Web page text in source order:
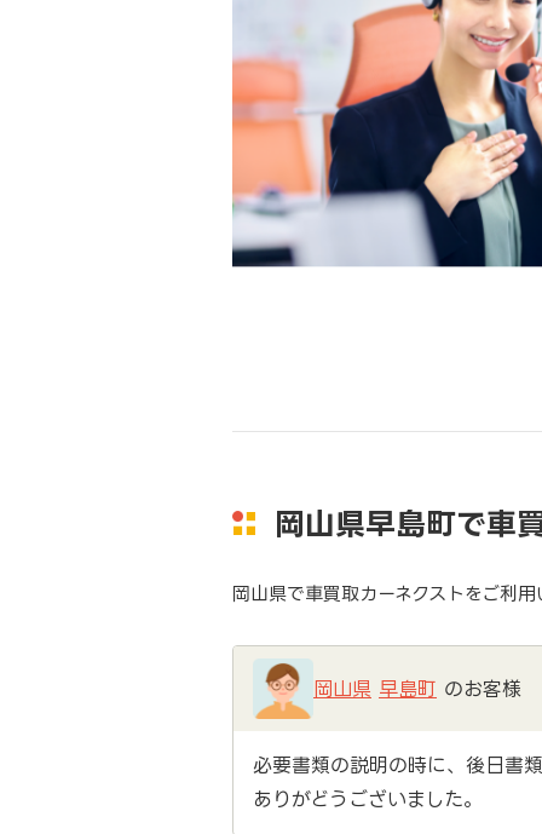
岡山県早島町で車
岡山県で車買取カーネクストをご利
岡山県 早島町 のお客様
必要書類の説明の時に、後日書
ありがどうございました。